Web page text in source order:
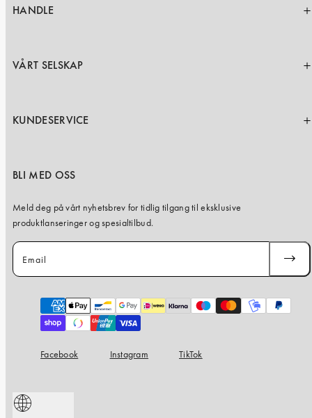
HANDLE
VÅRT SELSKAP
KUNDESERVICE
BLI MED OSS
Meld deg på vårt nyhetsbrev for tidlig tilgang til eksklusive
produktlanseringer og spesialtilbud.
Email
Payment
methods
Facebook Instagram TikTok